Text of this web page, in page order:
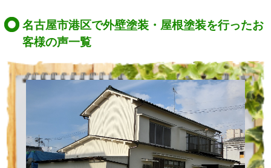
名古屋市港区で外壁塗装・屋根塗装を行ったお
客様の声一覧